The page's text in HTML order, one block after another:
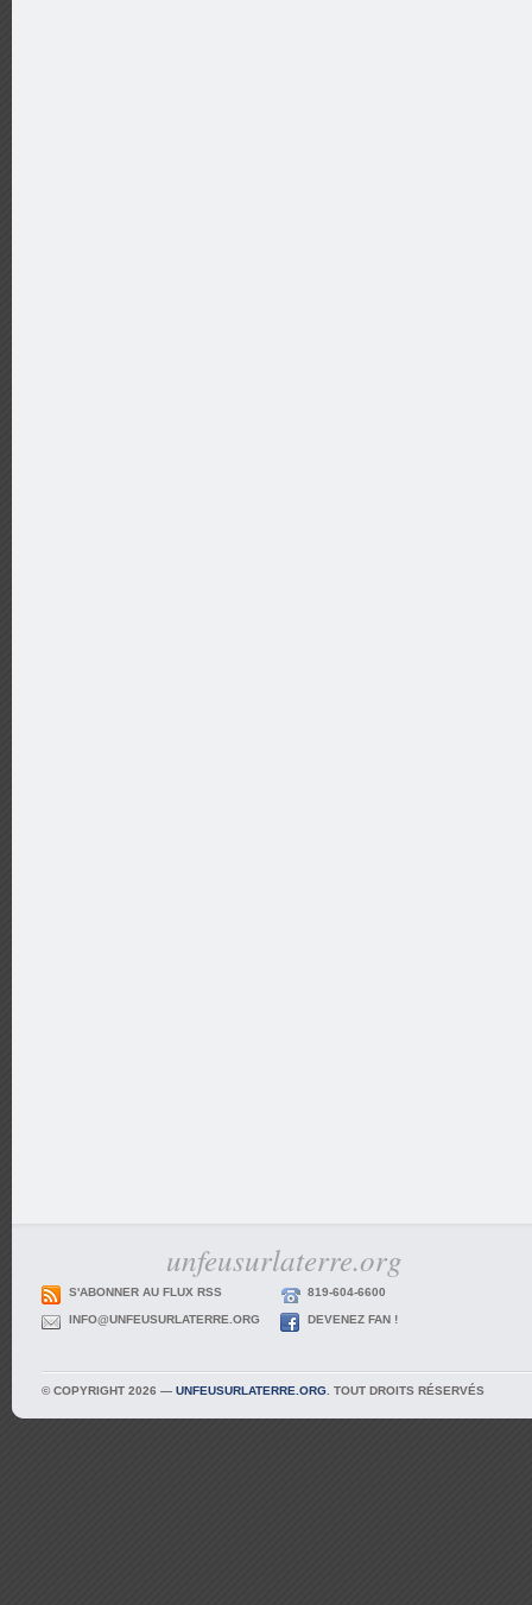
unfeusurlaterre.org
S'ABONNER AU FLUX RSS 819-604-6600
INFO@UNFEUSURLATERRE.ORG DEVENEZ FAN !
© COPYRIGHT 2026 — UNFEUSURLATERRE.ORG . TOUT DROITS RÉSERVÉS